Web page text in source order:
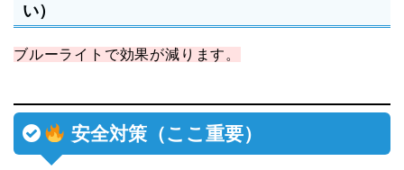
い）
ブルーライトで効果が減ります。
安全対策（ここ重要）